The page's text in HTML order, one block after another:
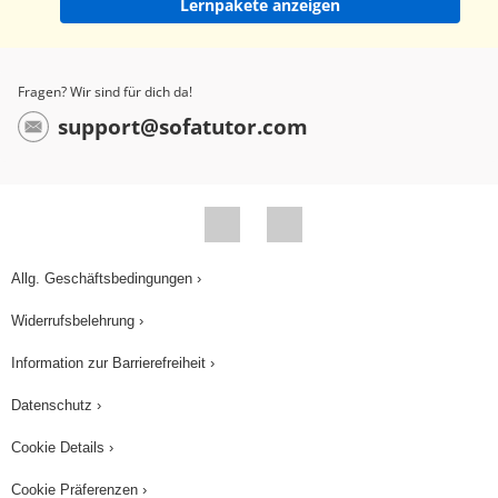
gefährdet, da sie in großen Schulen
den Fischern Konkurrenz machen. Genauso
sogenannten Delfinarien. Für die Unterhaltung
Fassen wir nochmal zusammen: Delfine sind
Säugetiere und gehören zu den Zahnwalen. Sie
Hintergliedmaßen sind zurückgebildet. Die Fluke
sorgt für Antrieb beim Schwimmen und springen.
Lernpakete anzeigen
Fragen? Wir sind für dich da!
support@sofatutor.com
Allg. Geschäftsbedingungen ›
Widerrufsbelehrung ›
Information zur Barrierefreiheit ›
Datenschutz ›
Cookie Details ›
Cookie Präferenzen ›